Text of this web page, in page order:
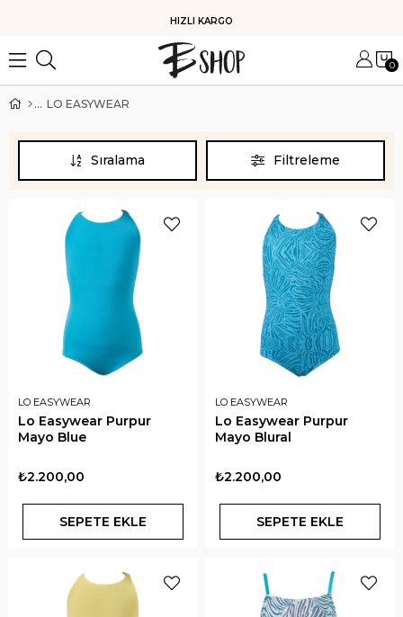
KOLAY İADE
0
LO EASYWEAR
Filtreleme
Sıralama
LO EASYWEAR
Lo Easywear Purpur
Mayo Blue
₺2.200,00
SEPETE EKLE
LO EASYWEAR
Lo Easywear Purpur
Mayo Blural
₺2.200,00
SEPETE EKLE